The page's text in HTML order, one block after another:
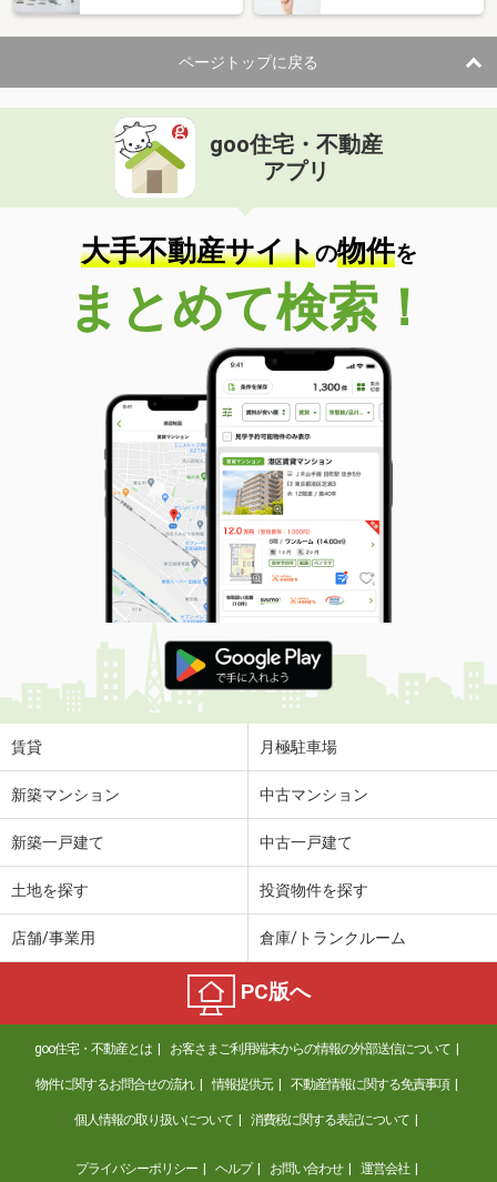
ページトップに戻る
goo住宅・不動産
アプリ
大手不動産サイトの物件を
まとめて検索！
賃貸 月極駐車場
新築マンション 中古マンション
新築一戸建て 中古一戸建て
土地を探す 投資物件を探す
店舗/事業用 倉庫/トランクルーム
PC版へ
goo住宅・不動産とは お客さまご利用端末からの情報の外部送信について
物件に関するお問合せの流れ 情報提供元 不動産情報に関する免責事項
個人情報の取り扱いについて 消費税に関する表記について
プライバシーポリシー ヘルプ お問い合わせ 運営会社